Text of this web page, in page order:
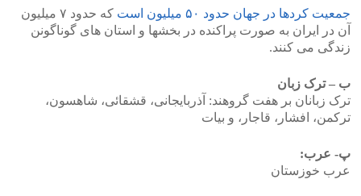
جمعیت کردها در جهان حدود ۵۰ میلیون است
که حدود ۷ میلیون
آن در ایران به صورت پراکنده در بخشها و استان های گوناگونن
زندگی می کنند.
ب – ترک زبان
ترک زبانان بر هفت گروهند: آذربایجانی، قشقائی، شاهسون،
ترکمن، افشار، قاجار، و بیات
پ- عرب:
عرب خوزستان